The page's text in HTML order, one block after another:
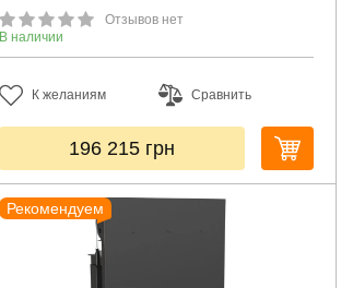
Отзывов нет
В наличии
К желаниям Сравнить
196 215 грн
Рекомендуем